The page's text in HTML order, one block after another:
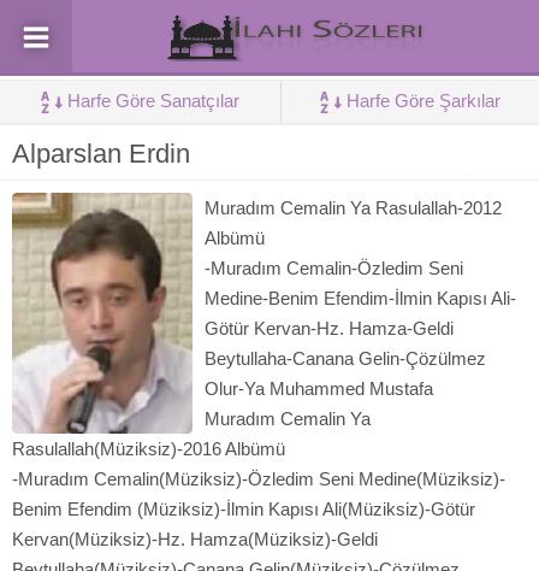
Harfe Göre Sanatçılar Harfe Göre Şarkılar
Alparslan Erdin
Muradım Cemalin Ya Rasulallah-2012
Albümü
-Muradım Cemalin-Özledim Seni
Medine-Benim Efendim-İlmin Kapısı Ali-
Götür Kervan-Hz. Hamza-Geldi
Beytullaha-Canana Gelin-Çözülmez
Olur-Ya Muhammed Mustafa
Muradım Cemalin Ya
Rasulallah(Müziksiz)-2016 Albümü
-Muradım Cemalin(Müziksiz)-Özledim Seni Medine(Müziksiz)-
Benim Efendim (Müziksiz)-İlmin Kapısı Ali(Müziksiz)-Götür
Kervan(Müziksiz)-Hz. Hamza(Müziksiz)-Geldi